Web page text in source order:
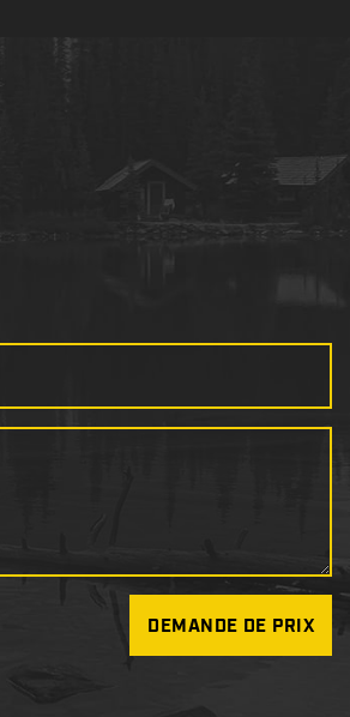
DEMANDE DE PRIX